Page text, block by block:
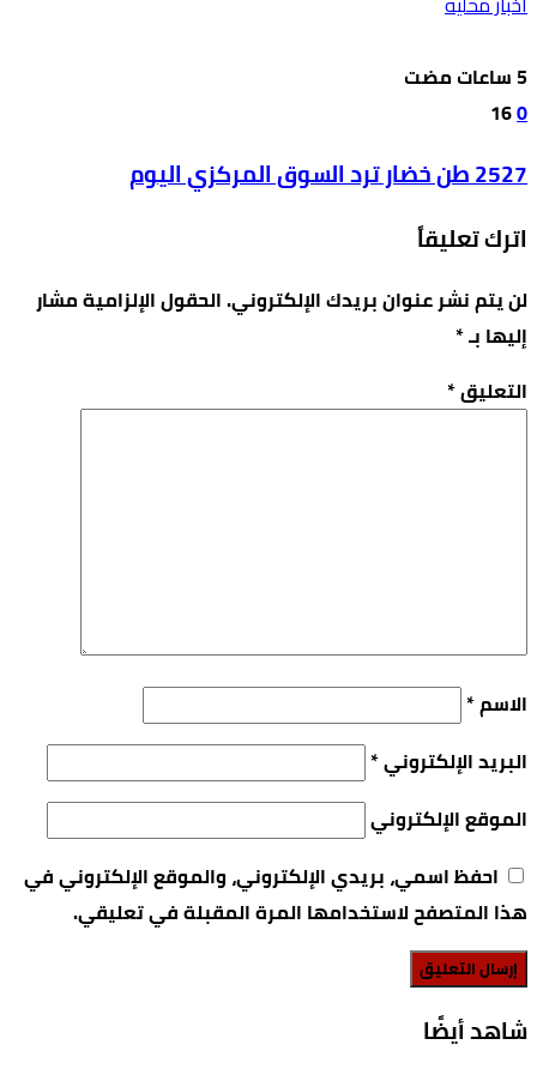
0
16
2527 طن خضار ترد السوق المركزي اليوم
اترك تعليقاً
لن يتم نشر عنوان بريدك الإلكتروني.الحقول الإلزامية مشار
إليها بـ*
التعليق*
الاسم*
البريد الإلكتروني*
الموقع الإلكتروني
احفظ اسمي، بريدي الإلكتروني، والموقع الإلكتروني في
هذا المتصفح لاستخدامها المرة المقبلة في تعليقي.
‫شاهد أيضًا‬